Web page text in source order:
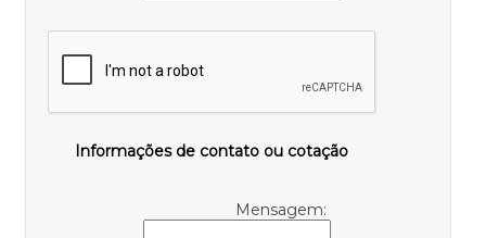
Informações de contato ou cotação
Mensagem: